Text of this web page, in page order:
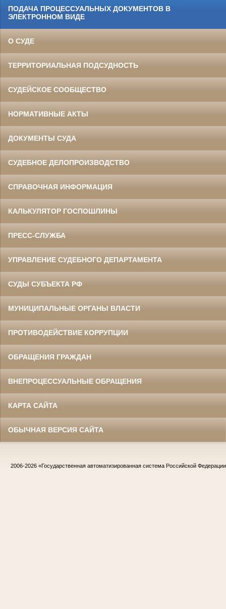
ПОДАЧА ПРОЦЕССУАЛЬНЫХ ДОКУМЕНТОВ В
ЭЛЕКТРОННОМ ВИДЕ
О СУДЕ
ТЕРРИТОРИАЛЬНАЯ ПОДСУДНОСТЬ
СУДЕЙСКОЕ СООБЩЕСТВО
НОРМАТИВНЫЕ АКТЫ
ДОКУМЕНТЫ СУДА
СУДЕБНОЕ ДЕЛОПРОИЗВОДСТВО
СПРАВОЧНАЯ ИНФОРМАЦИЯ
КАЛЬКУЛЯТОР ГОСПОШЛИНЫ
ПРЕСС-СЛУЖБА
УПРАВЛЕНИЕ СУДЕБНОГО ДЕПАРТАМЕНТА
СУДЫ СУБЪЕКТА РФ
МУНИЦИПАЛЬНЫЕ ОРГАНЫ ВЛАСТИ
ПРОТИВОДЕЙСТВИЕ КОРРУПЦИИ
ОБРАЩЕНИЯ ГРАЖДАН
ВНЕПРОЦЕССУАЛЬНЫЕ ОБРАЩЕНИЯ
КАРТА САЙТА
ОБЫЧНАЯ ВЕРСИЯ САЙТА
2006-2026 «Государственная автоматизированная система Российской